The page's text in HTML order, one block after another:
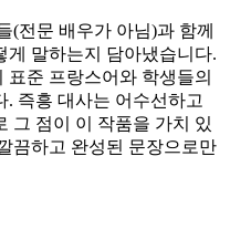
(전문 배우가 아님)과 함께
게 말하는지 담아냈습니다.
준 프랑스어와 학생들의
. 즉흥 대사는 어수선하고
그 점이 이 작품을 가치 있
끔하고 완성된 문장으로만